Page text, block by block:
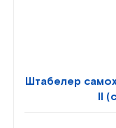
Штабелер
II